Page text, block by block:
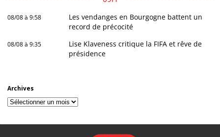
08/08 à 9:58
Les vendanges en Bourgogne battent un
record de précocité
08/08 à 9:35
Lise Klaveness critique la FIFA et rêve de
présidence
Archives
Archives